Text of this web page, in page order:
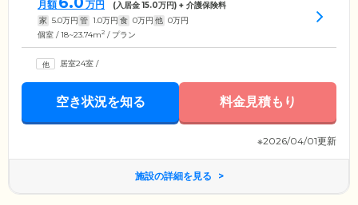
月額 万円 (入居金15.0万円) + 介護保険料
家 5.0万円 管 1.0万円 食 0万円 他 0万円
個室 / 18~23.74m2 / プラン
居室24室 /
空き状況を知る 料金見積もり
※2026/04/01更新
施設の詳細を見る